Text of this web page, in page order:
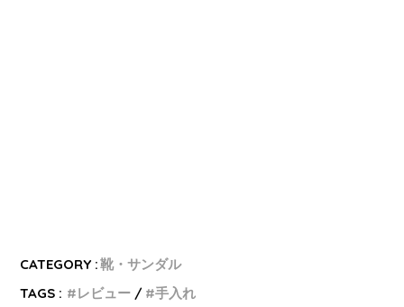
CATEGORY :靴・サンダル
TAGS :
レビュー 手入れ